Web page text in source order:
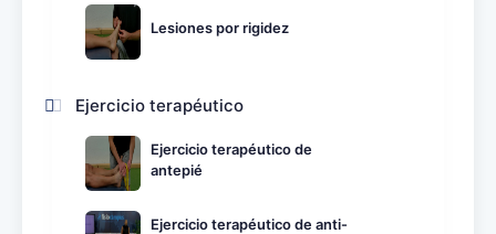
Lesiones por rigidez
Ejercicio terapéutico
Ejercicio terapéutico de
antepié
Ejercicio terapéutico de anti-